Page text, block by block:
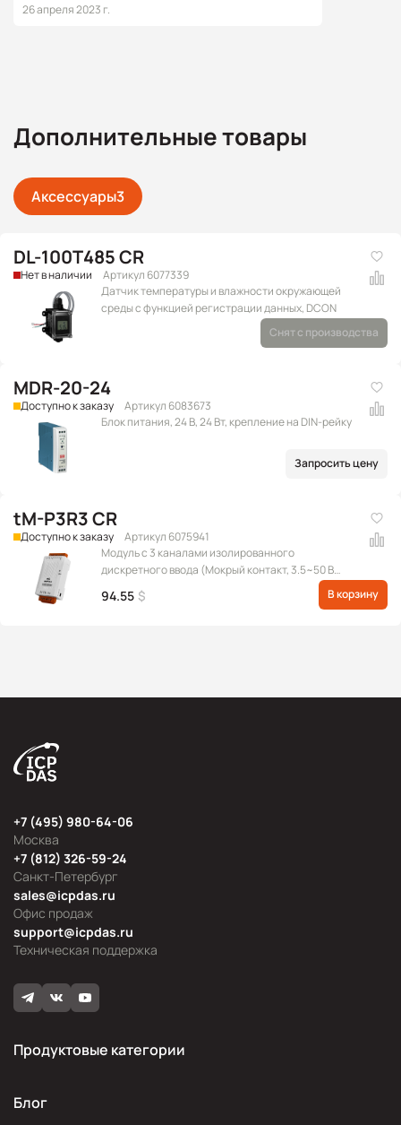
26 апреля 2023 г.
Дополнительные товары
Аксессуары3
DL-100T485 CR
Нет в наличии
Артикул 6077339
Датчик температуры и влажности окружающей
среды с функцией регистрации данных, DCON
Снят с производства
MDR-20-24
Доступно к заказу
Артикул 6083673
Блок питания, 24 В, 24 Вт, крепление на DIN-рейку
Запросить цену
tM-P3R3 CR
Доступно к заказу
Артикул 6075941
Модуль с 3 каналами изолированного
дискретного ввода (Мокрый контакт, 3.5~50 В
пост.) и 3 каналами силового релейного вывода
(Form A), протокол Modbus RTU/ASCII
94.55 $ В корзину
Москва
+7 (495) 980-64-06
Офис продаж
sales@icpdas.ru
Санкт-Петербург
+7 (812) 326-59-24
Техническая поддержка
support@icpdas.ru
Продуктовые категории
Блог